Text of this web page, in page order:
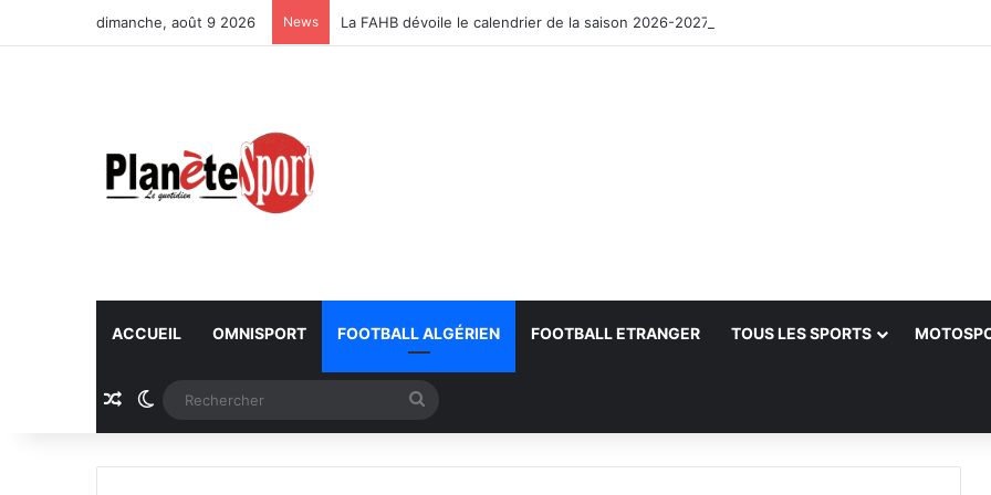
dimanche, août 9 2026 News La FAHB dévoile le calendrier de la saison 2026-2027
ACCUEIL OMNISPORT FOOTBALL ALGÉRIEN FOOTBALL ETRANGER TOUS LES SPORTS
Article Aléatoire
Switch skin